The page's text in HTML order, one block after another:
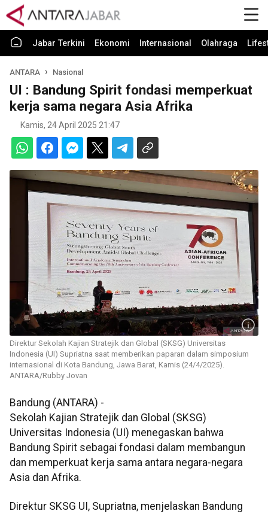
Jabar Terkini Ekonomi Internasional Olahraga
ANTARA Nasional
UI : Bandung Spirit fondasi memperkuat
kerja sama negara Asia Afrika
Kamis, 24 April 2025 21:47
Direktur Sekolah Kajian Stratejik dan Global (SKSG) Universitas
Indonesia (UI) Supriatna saat memberikan paparan dalam simposium
internasional di Kota Bandung, Jawa Barat, Kamis (24/4/2025).
ANTARA/Rubby Jovan
Bandung (ANTARA) -
Sekolah Kajian Stratejik dan Global (SKSG)
Universitas Indonesia (UI) menegaskan bahwa
Bandung Spirit sebagai fondasi dalam membangun
dan memperkuat kerja sama antara negara-negara
Asia dan Afrika.
Direktur SKSG UI, Supriatna, menjelaskan Bandung